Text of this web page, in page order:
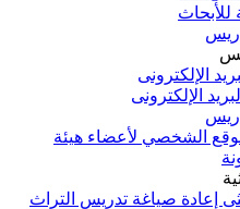
للأبحاث
الإلكترونى
الإلكترونى
الشخصي لأعضاء هيئة
إعادة صياغة تدريس التراث